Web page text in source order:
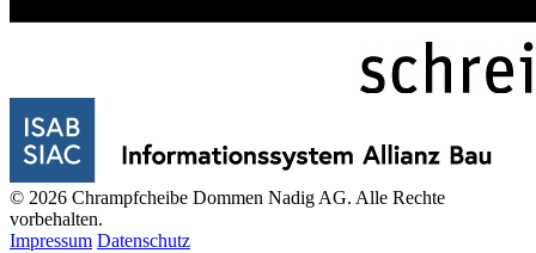
© 2026 Chrampfcheibe Dommen Nadig AG. Alle Rechte
vorbehalten.
Impressum Datenschutz